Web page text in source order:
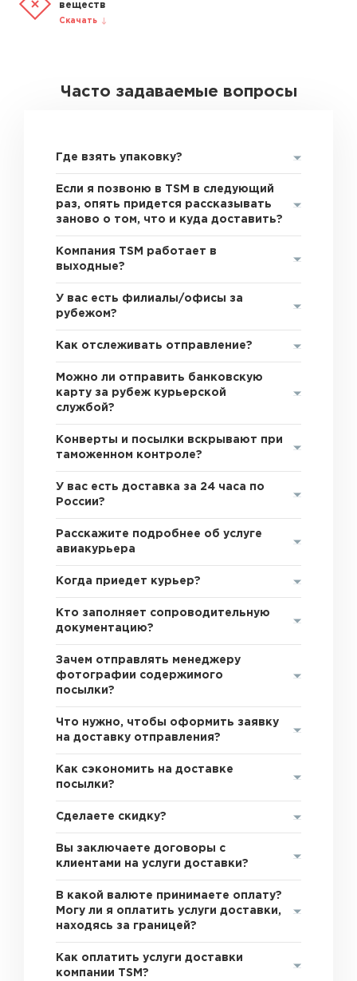
веществ
Скачать
Часто задаваемые вопросы
Где взять упаковку?
Если я позвоню в TSM в следующий
раз, опять придется рассказывать
заново о том, что и куда доставить?
Компания TSM работает в
выходные?
У вас есть филиалы/офисы за
рубежом?
Как отслеживать отправление?
Можно ли отправить банковскую
карту за рубеж курьерской
службой?
Конверты и посылки вскрывают при
таможенном контроле?
У вас есть доставка за 24 часа по
России?
Расскажите подробнее об услуге
авиакурьера
Когда приедет курьер?
Кто заполняет сопроводительную
документацию?
Зачем отправлять менеджеру
фотографии содержимого
посылки?
Что нужно, чтобы оформить заявку
на доставку отправления?
Как сэкономить на доставке
посылки?
Сделаете скидку?
Вы заключаете договоры с
клиентами на услуги доставки?
В какой валюте принимаете оплату?
Могу ли я оплатить услуги доставки,
находясь за границей?
Как оплатить услуги доставки
компании TSM?